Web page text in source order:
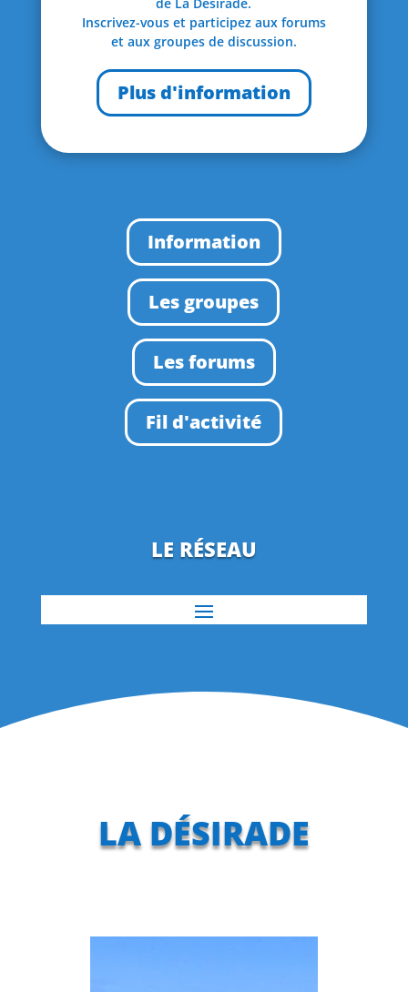
Inscrivez-vous et participez aux forums
et aux groupes de discussion.
Plus d'information
Information
Les groupes
Les forums
Fil d'activité
LE RÉSEAU
LA DÉSIRADE